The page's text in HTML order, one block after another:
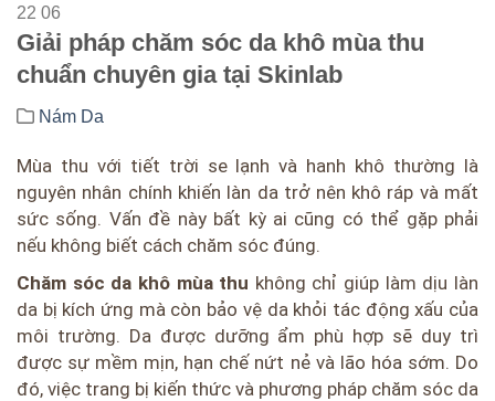
22 06
Giải pháp chăm sóc da khô mùa thu
chuẩn chuyên gia tại Skinlab
Nám Da
Mùa thu với tiết trời se lạnh và hanh khô thường là
nguyên nhân chính khiến làn da trở nên khô ráp và mất
sức sống. Vấn đề này bất kỳ ai cũng có thể gặp phải
nếu không biết cách chăm sóc đúng.
Chăm sóc da khô mùa thu không chỉ giúp làm dịu làn
da bị kích ứng mà còn bảo vệ da khỏi tác động xấu của
môi trường. Da được dưỡng ẩm phù hợp sẽ duy trì
được sự mềm mịn, hạn chế nứt nẻ và lão hóa sớm. Do
đó, việc trang bị kiến thức và phương pháp chăm sóc da